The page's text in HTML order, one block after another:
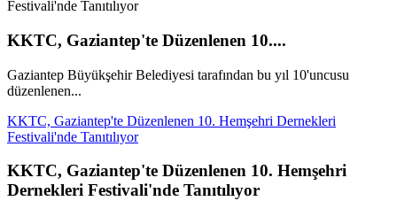
KKTC, Gaziantep'te Düzenlenen 10....
Gaziantep Büyükşehir Belediyesi tarafından bu yıl 10'uncusu
düzenlenen...
KKTC, Gaziantep'te Düzenlenen 10. Hemşehri Dernekleri
Festivali'nde Tanıtılıyor
KKTC, Gaziantep'te Düzenlenen 10. Hemşehri
Dernekleri Festivali'nde Tanıtılıyor